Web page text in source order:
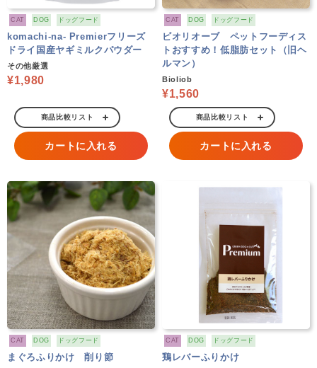
CAT DOG ドッグフード
komachi-na- Premierフリーズ
ドライ国産ヤギミルクパウダー
その他厳選
¥1,980
商品比較リスト
カートに入れる
CAT DOG ドッグフード
ビオリオーブ ペットフーディス
トおすすめ！低脂肪セット（旧ヘ
ルマン）
Bioliob
¥1,560
商品比較リスト
カートに入れる
CAT DOG ドッグフード
まぐろふりかけ 削り節
CAT DOG ドッグフード
鶏レバーふりかけ